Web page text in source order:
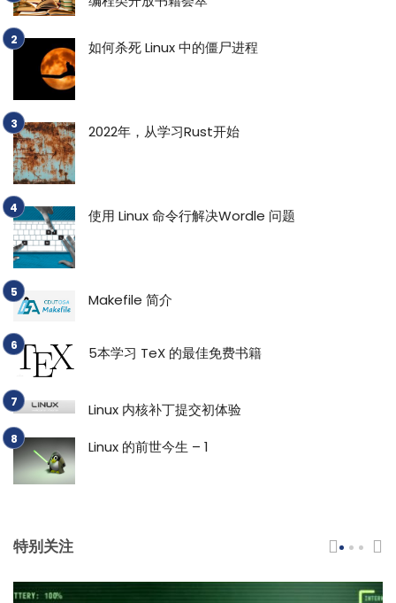
如何杀死 Linux 中的僵尸进程
2022年，从学习Rust开始
使用 Linux 命令行解决Wordle 问题
Makefile 简介
5本学习 TeX 的最佳免费书籍
Linux 内核补丁提交初体验
Linux 的前世今生 – 1
特别关注